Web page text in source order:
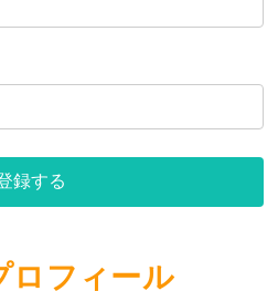
録する
ロフィール